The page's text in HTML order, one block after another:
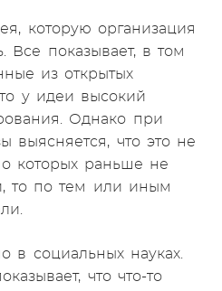
которую организация
Все показывает, в том
из открытых
у идеи высокий
Однако при
выясняется, что это не
которых раньше не
то по тем или иным
в социальных науках.
что что-то